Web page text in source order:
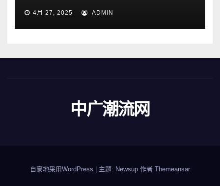
4月 27, 2025 ADMIN
中广潮流网
自豪地采用WordPress 主题: Newsup 作者 Themeansar